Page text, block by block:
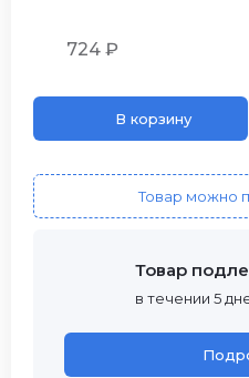
724 ₽
В корзину
Товар можно
Товар
в течении 5